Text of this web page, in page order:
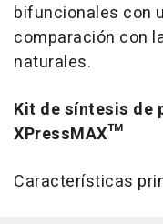
bifuncionales con
comparación con
naturales.
Kit de síntesis de
XPressMAX™
Características